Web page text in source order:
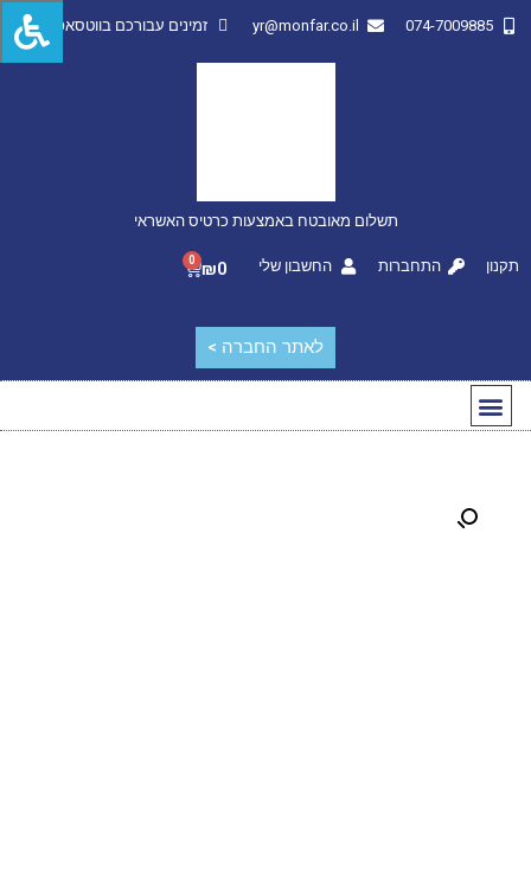
074-7009885
yr@monfar.co.il זמינים עבורכם בווטסאפ
תשלום מאובטח באמצעות כרטיס האשראי
תקנון התחברות החשבון שלי ₪0
0
לאתר החברה >